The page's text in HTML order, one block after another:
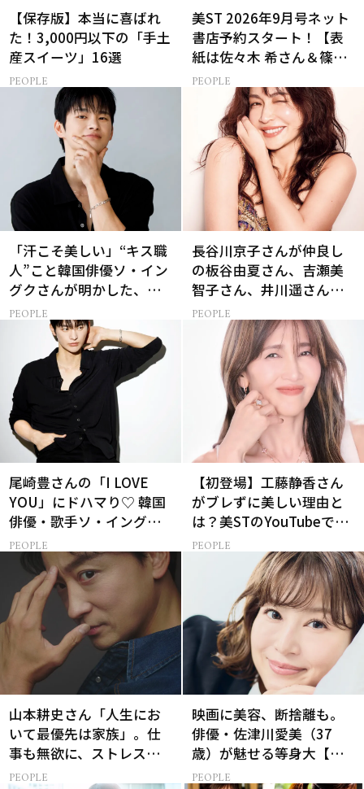
【保存版】本当に喜ばれ
た！3,000円以下の「手土
産スイーツ」16選
PEOPLE
美ST 2026年9月号ネット
書店予約スタート！【表
紙は佐々木 希さん＆篠塚
大輝さん】
PEOPLE
「汗こそ美しい」“キス職
人”こと韓国俳優ソ・イン
グクさんが明かした、惹
かれる人の条件とは
PEOPLE
長谷川京子さんが仲良し
の板谷由夏さん、吉瀬美
智子さん、井川遥さんと
集まる理由は…
PEOPLE
尾崎豊さんの「I LOVE
YOU」にドハマり♡ 韓国
俳優・歌手ソ・イングク
さんの音楽がすべての人
生って？
PEOPLE
【初登場】工藤静香さん
がブレずに美しい理由と
は？美STのYouTubeでは
ALL私物の「ポーチの中
身」も大公開！
PEOPLE
山本耕史さん「人生にお
いて最優先は家族」。仕
事も無欲に、ストレスを
溜めない生き方
PEOPLE
映画に美容、断捨離も。
俳優・佐津川愛美（37
歳）が魅せる等身大【美
ST特別画像集】
PEOPLE